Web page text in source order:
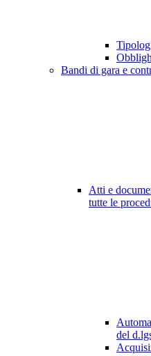
Bandi di gara e
Atti e
tutte le
del